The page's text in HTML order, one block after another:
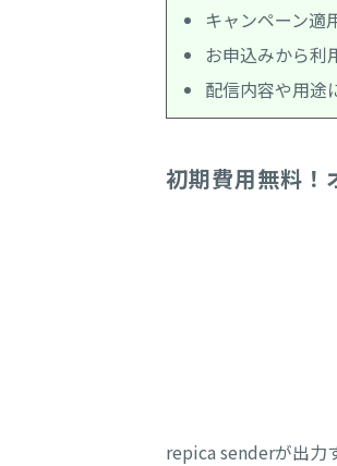
キャンペーン適
お申込みから利
配信内容や用途
初期費用無料
repica senderが出力